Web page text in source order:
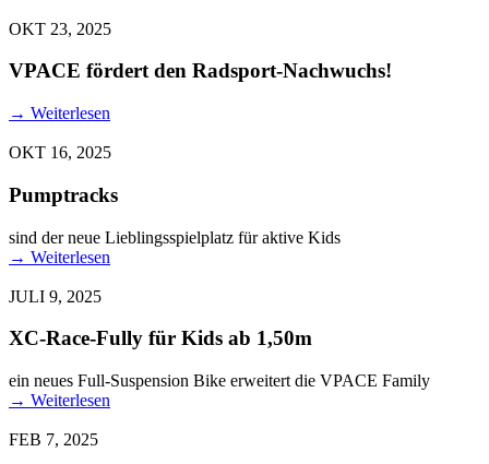
OKT 23, 2025
VPACE fördert den Radsport-Nachwuchs!
→ Weiterlesen
OKT 16, 2025
Pumptracks
sind der neue Lieblingsspielplatz für aktive Kids
→ Weiterlesen
JULI 9, 2025
XC-Race-Fully für Kids ab 1,50m
ein neues Full-Suspension Bike erweitert die VPACE Family
→ Weiterlesen
FEB 7, 2025